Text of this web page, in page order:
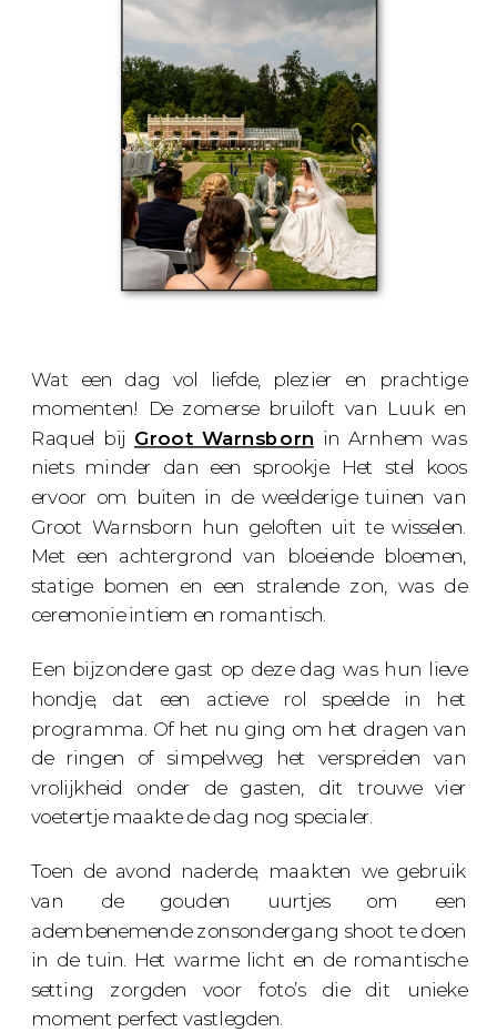
Wat een dag vol liefde, plezier en prachtige
momenten! De zomerse bruiloft van Luuk en
Raquel bij Groot Warnsborn in Arnhem was
niets minder dan een sprookje. Het stel koos
ervoor om buiten in de weelderige tuinen van
Groot Warnsborn hun geloften uit te wisselen.
Met een achtergrond van bloeiende bloemen,
statige bomen en een stralende zon, was de
ceremonie intiem en romantisch.
Een bijzondere gast op deze dag was hun lieve
hondje, dat een actieve rol speelde in het
programma. Of het nu ging om het dragen van
de ringen of simpelweg het verspreiden van
vrolijkheid onder de gasten, dit trouwe vier
voetertje maakte de dag nog specialer.
Toen de avond naderde, maakten we gebruik
van de gouden uurtjes om een
adembenemende zonsondergang shoot te doen
in de tuin. Het warme licht en de romantische
setting zorgden voor foto’s die dit unieke
moment perfect vastlegden.